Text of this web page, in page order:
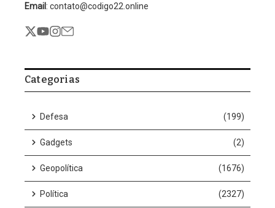
Email : contato@codigo22.online
Categorias
Defesa (199)
Gadgets (2)
Geopolítica (1676)
Política (2327)